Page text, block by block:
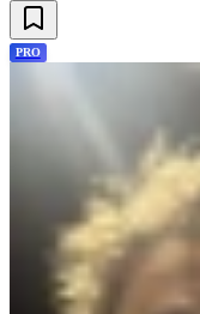
PRO